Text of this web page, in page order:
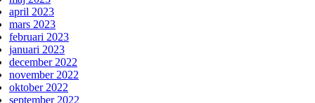
april 2023
mars 2023
februari 2023
januari 2023
december 2022
november 2022
oktober 2022
september 2022